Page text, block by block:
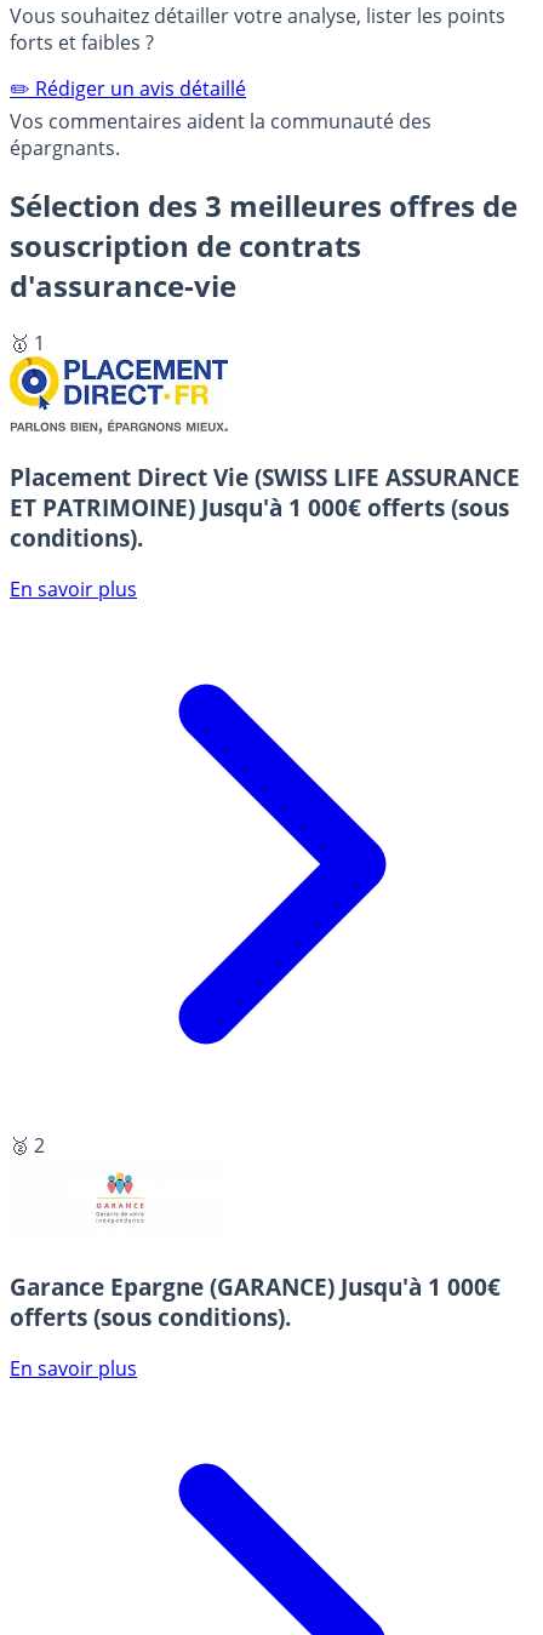
Vous souhaitez détailler votre analyse, lister les points
forts et faibles ?
✏️ Rédiger un avis détaillé
Vos commentaires aident la communauté des
épargnants.
Sélection des 3 meilleures offres de
souscription de contrats
d'assurance-vie
🥇 1
Placement Direct Vie (SWISS LIFE ASSURANCE
ET PATRIMOINE) Jusqu'à 1 000€ offerts (sous
conditions).
En savoir plus
🥈 2
Garance Epargne (GARANCE) Jusqu'à 1 000€
offerts (sous conditions).
En savoir plus